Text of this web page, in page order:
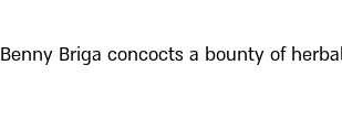
Benny Briga concocts a bounty of